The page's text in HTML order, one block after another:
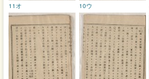
10ウ
11オ